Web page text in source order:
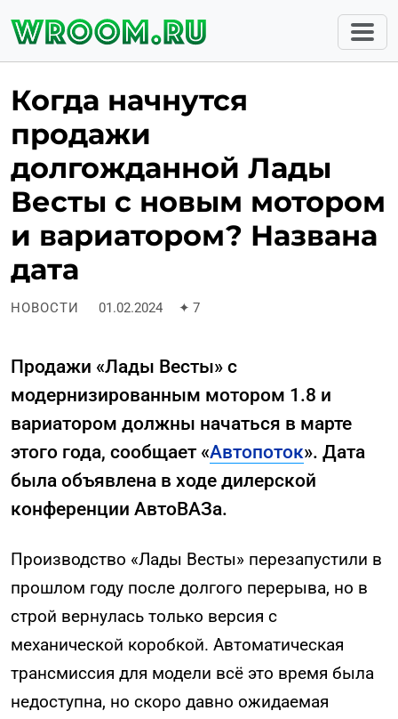
Когда начнутся
продажи
долгожданной Лады
Весты с новым мотором
и вариатором? Названа
дата
НОВОСТИ 01.02.2024 ✦ 7
Продажи «Лады Весты» с
модернизированным мотором 1.8 и
вариатором должны начаться в марте
этого года, сообщает «Автопоток». Дата
была объявлена в ходе дилерской
конференции АвтоВАЗа.
Производство «Лады Весты» перезапустили в
прошлом году после долгого перерыва, но в
строй вернулась только версия с
механической коробкой. Автоматическая
трансмиссия для модели всё это время была
недоступна, но скоро давно ожидаемая